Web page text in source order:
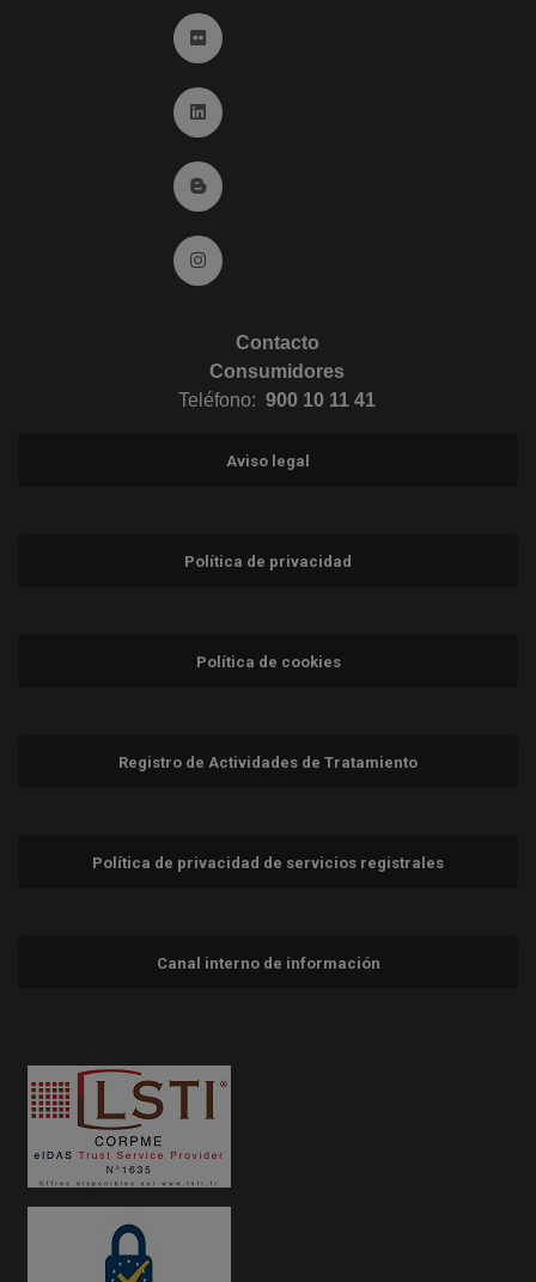
Ir a Flickr (abre en ventana nueva)
Ir a Linkedin (abre en ventana nueva)
Ir al Blog (abre en ventana nueva)
Ir a Instagram (abre en ventana nueva)
Contacto
Consumidores
Teléfono: 900 10 11 41
Aviso legal
Política de privacidad
Política de cookies
Registro de Actividades de Tratamiento
Política de privacidad de servicios registrales
Canal interno de información